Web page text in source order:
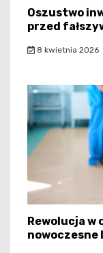
Oszustwo
przed
8 kwietnia 2026
Rewolucja w
nowoczesne